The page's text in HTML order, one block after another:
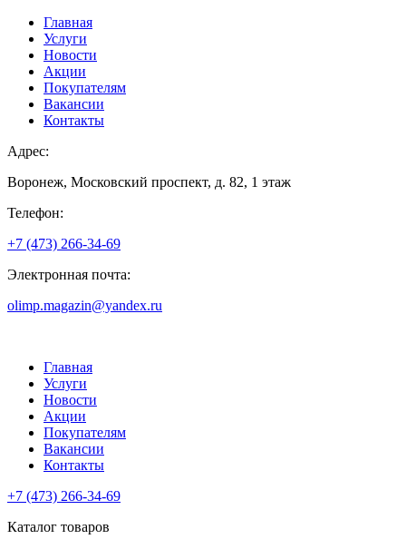
Главная
Услуги
Новости
Акции
Покупателям
Вакансии
Контакты
Адрес:
Воронеж, Московский проспект, д. 82, 1 этаж
Телефон:
+7 (473) 266-34-69
Электронная почта:
olimp.magazin@yandex.ru
Главная
Услуги
Новости
Акции
Покупателям
Вакансии
Контакты
+7 (473) 266-34-69
Каталог товаров